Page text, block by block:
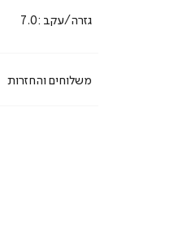
משלוחים והחזרות
גזרה/עקב :7.0